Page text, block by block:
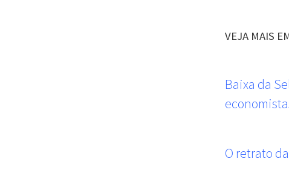
VEJA MAIS
Baixa da
O retrato